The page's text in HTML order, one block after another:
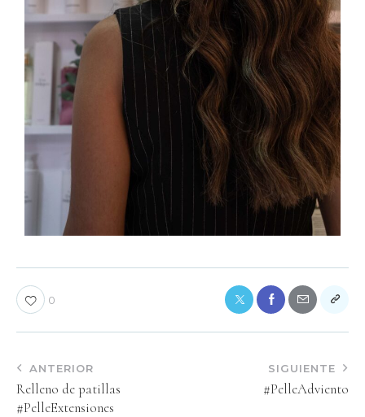
0
ANTERIOR
Relleno de patillas
#PelleExtensiones
SIGUIENTE
#PelleAdviento